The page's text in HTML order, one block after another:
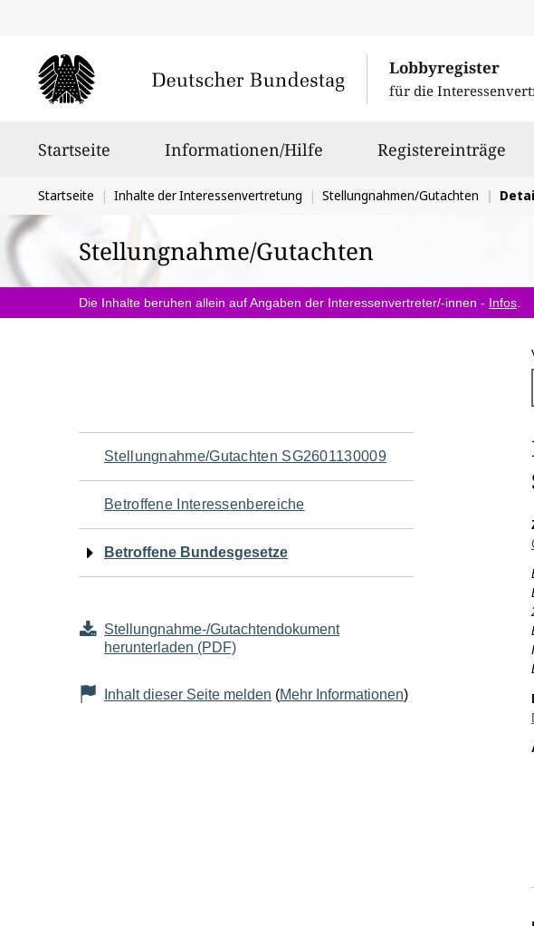
Lobbyregister
für die
Startseite Informationen/Hilfe Registereinträge
Sie
befinden
sich
hier:
Startseite Inhalte der Interessenvertretung Stellungnahmen/Gutachten
Stellungnahme/Gutachten
Die Inhalte beruhen allein auf Angaben der Interessenvertreter/-innen - Infos
Navigation
für
den
Seiteninhalt
Stellungnahme/Gutachten SG2601130009
Betroffene Interessenbereiche
Betroffene Bundesgesetze
Stellungnahme-/Gutachtendokument
herunterladen (PDF)
Inhalt dieser Seite melden (Mehr Informationen)